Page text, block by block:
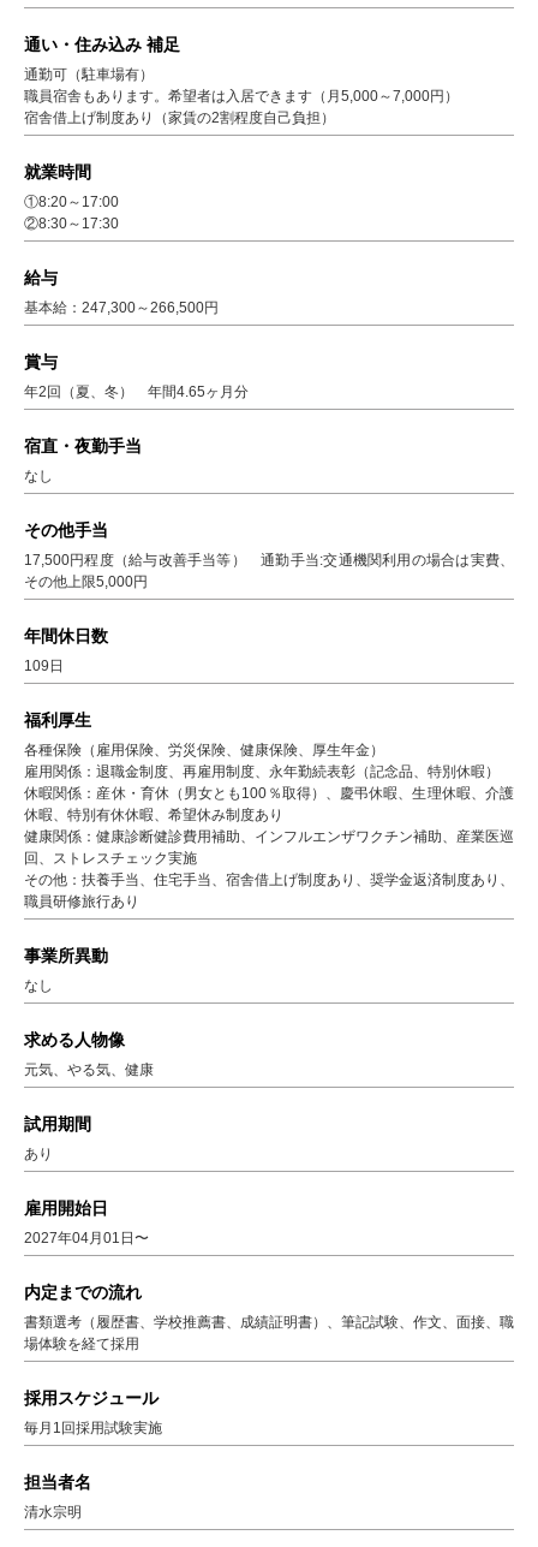
通い・住み込み 補足
通勤可（駐車場有）
職員宿舎もあります。希望者は入居できます（月5,000～7,000円）
宿舎借上げ制度あり（家賃の2割程度自己負担）
就業時間
①8:20～17:00
②8:30～17:30
給与
基本給：247,300～266,500円
賞与
年2回（夏、冬） 年間4.65ヶ月分
宿直・夜勤手当
なし
その他手当
17,500円程度（給与改善手当等） 通勤手当:交通機関利用の場合は実費、
その他上限5,000円
年間休日数
109日
福利厚生
各種保険（雇用保険、労災保険、健康保険、厚生年金）
雇用関係：退職金制度、再雇用制度、永年勤続表彰（記念品、特別休暇）
休暇関係：産休・育休（男女とも100％取得）、慶弔休暇、生理休暇、介護
休暇、特別有休休暇、希望休み制度あり
健康関係：健康診断健診費用補助、インフルエンザワクチン補助、産業医巡
回、ストレスチェック実施
その他：扶養手当、住宅手当、宿舎借上げ制度あり、奨学金返済制度あり、
職員研修旅行あり
事業所異動
なし
求める人物像
元気、やる気、健康
試用期間
あり
雇用開始日
2027年04月01日〜
内定までの流れ
書類選考（履歴書、学校推薦書、成績証明書）、筆記試験、作文、面接、職
場体験を経て採用
採用スケジュール
毎月1回採用試験実施
担当者名
清水宗明